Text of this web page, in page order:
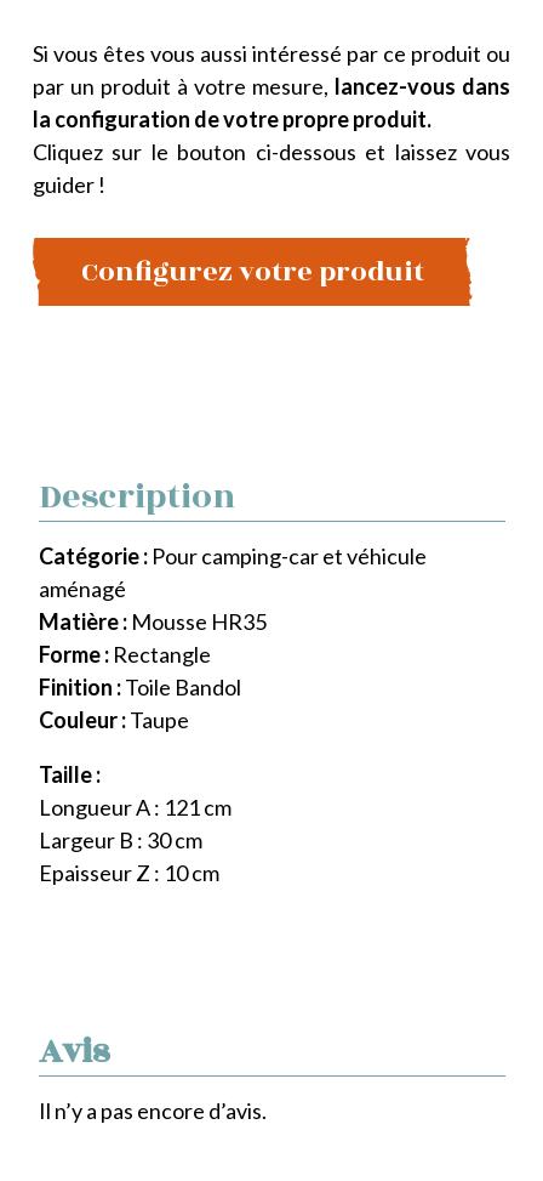
Si vous êtes vous aussi intéressé par ce produit ou
par un produit à votre mesure, lancez-vous dans
la configuration de votre propre produit.
Cliquez sur le bouton ci-dessous et laissez vous
guider !
Configurez votre produit
Avis
Il n’y a pas encore d’avis.
Description
Catégorie : Pour camping-car et véhicule
aménagé
Matière : Mousse HR35
Forme : Rectangle
Finition :Toile Bandol
Couleur :Taupe
Taille :
Longueur A : 121 cm
Largeur B : 30 cm
Epaisseur Z : 10 cm